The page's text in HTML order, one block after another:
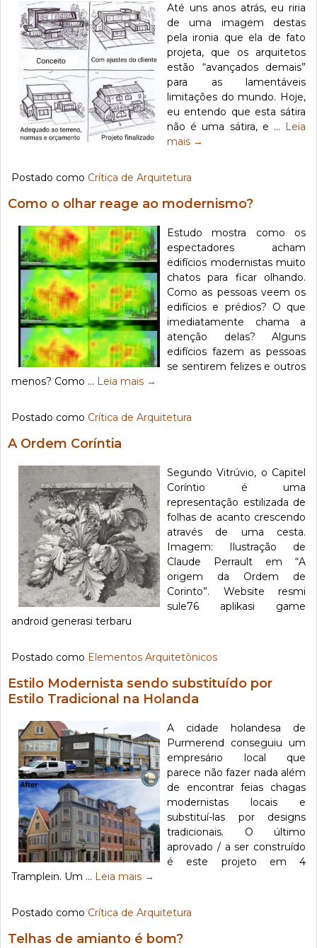
Até uns anos atrás, eu riria
de uma imagem destas
pela ironia que ela de fato
projeta, que os arquitetos
estão “avançados demais”
para as lamentáveis
limitações do mundo. Hoje,
eu entendo que esta sátira
não é uma sátira, e … Leia
mais →
Postado como Crítica de Arquitetura
Como o olhar reage ao modernismo?
Estudo mostra como os
espectadores acham
edifícios modernistas muito
chatos para ficar olhando.
Como as pessoas veem os
edifícios e prédios? O que
imediatamente chama a
atenção delas? Alguns
edifícios fazem as pessoas
se sentirem felizes e outros
menos? Como … Leia mais →
Postado como Crítica de Arquitetura
A Ordem Coríntia
Segundo Vitrúvio, o Capitel
Coríntio é uma
representação estilizada de
folhas de acanto crescendo
através de uma cesta.
Imagem: Ilustração de
Claude Perrault em “A
origem da Ordem de
Corinto”. Website resmi
sule76 aplikasi game
android generasi terbaru
Postado como Elementos Arquitetônicos
Estilo Modernista sendo substituído por
Estilo Tradicional na Holanda
A cidade holandesa de
Purmerend conseguiu um
empresário local que
parece não fazer nada além
de encontrar feias chagas
modernistas locais e
substituí-las por designs
tradicionais. O último
aprovado / a ser construído
é este projeto em 4
Tramplein. Um … Leia mais →
Postado como Crítica de Arquitetura
Telhas de amianto é bom?